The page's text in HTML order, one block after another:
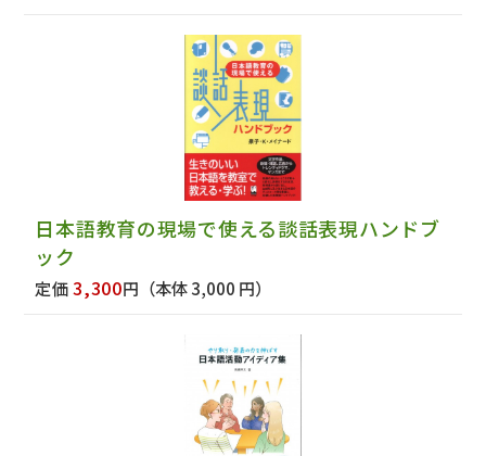
日本語教育の現場で使える談話表現ハンドブ
ック
定価3,300円 （本体 3,000 円）